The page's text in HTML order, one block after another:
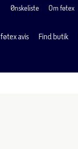
Ønskeliste Om føtex
føtex avis Find butik